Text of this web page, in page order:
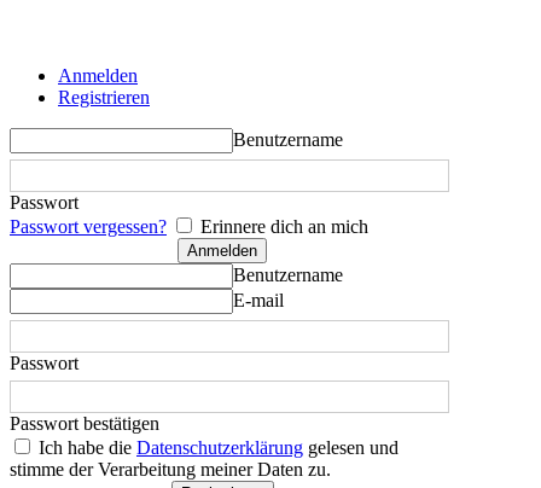
Anmelden
Registrieren
Benutzername
Passwort
Passwort vergessen?
Erinnere dich an mich
Benutzername
E-mail
Passwort
Passwort bestätigen
Ich habe die Datenschutzerklärung gelesen und
stimme der Verarbeitung meiner Daten zu.